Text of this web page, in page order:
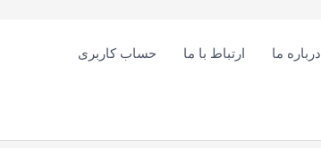
درباره ما ارتباط با ما حساب کاربری